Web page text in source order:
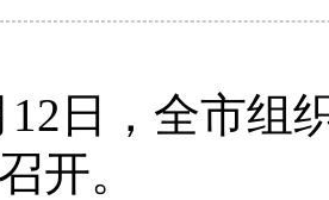
12日，全市组
开。